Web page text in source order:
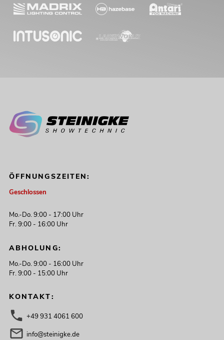
ÖFFNUNGSZEITEN:
Geschlossen
Mo.-Do. 9:00 - 17:00 Uhr
Fr. 9:00 - 16:00 Uhr
ABHOLUNG:
Mo.-Do. 9:00 - 16:00 Uhr
Fr. 9:00 - 15:00 Uhr
KONTAKT:
+49 931 4061 600
info@steinigke.de